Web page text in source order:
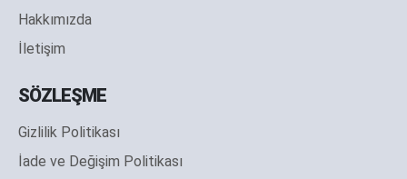
Hakkımızda
İletişim
SÖZLEŞME
Gizlilik Politikası
İade ve Değişim Politikası